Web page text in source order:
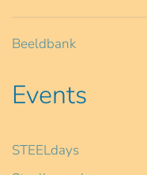
Beeldbank
Events
STEELdays